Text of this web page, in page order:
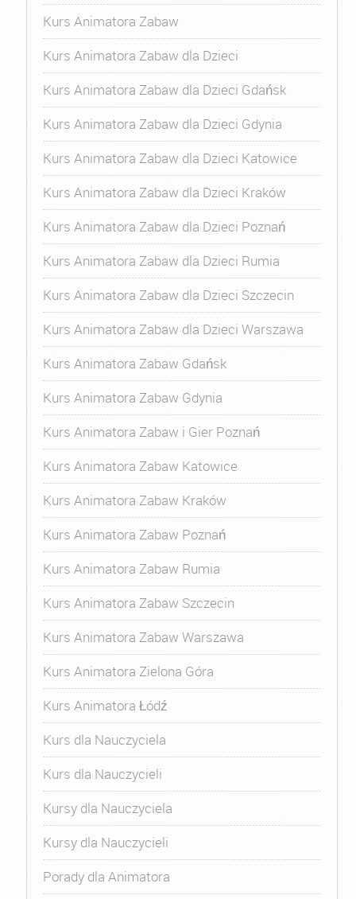
Kurs Animatora Zabaw
Kurs Animatora Zabaw dla Dzieci
Kurs Animatora Zabaw dla Dzieci Gdańsk
Kurs Animatora Zabaw dla Dzieci Gdynia
Kurs Animatora Zabaw dla Dzieci Katowice
Kurs Animatora Zabaw dla Dzieci Kraków
Kurs Animatora Zabaw dla Dzieci Poznań
Kurs Animatora Zabaw dla Dzieci Rumia
Kurs Animatora Zabaw dla Dzieci Szczecin
Kurs Animatora Zabaw dla Dzieci Warszawa
Kurs Animatora Zabaw Gdańsk
Kurs Animatora Zabaw Gdynia
Kurs Animatora Zabaw i Gier Poznań
Kurs Animatora Zabaw Katowice
Kurs Animatora Zabaw Kraków
Kurs Animatora Zabaw Poznań
Kurs Animatora Zabaw Rumia
Kurs Animatora Zabaw Szczecin
Kurs Animatora Zabaw Warszawa
Kurs Animatora Zielona Góra
Kurs Animatora Łódź
Kurs dla Nauczyciela
Kurs dla Nauczycieli
Kursy dla Nauczyciela
Kursy dla Nauczycieli
Porady dla Animatora